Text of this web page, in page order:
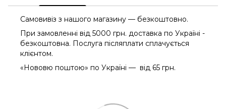
Самовивіз з нашого магазину — безкоштовно.
При замовленні від 5000 грн. доставка по Україні -
безкоштовна. Послуга післяплати сплачується
клієнтом.
«Нововю поштою» по Україні — від 65 грн.